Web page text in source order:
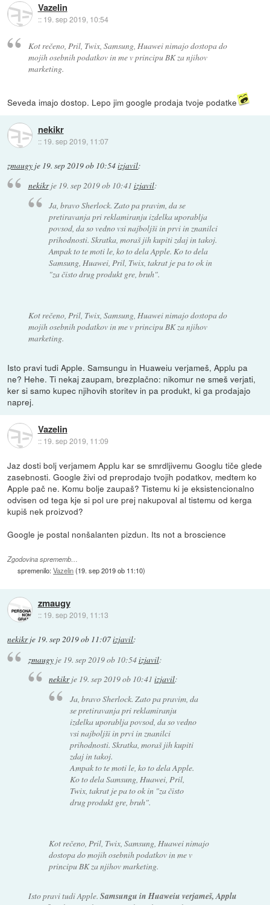
Vazelin
:: 19. sep 2019, 10:54
Kot rečeno, Pril, Twix, Samsung, Huawei nimajo dostopa do
mojih osebnih podatkov in me v principu BK za njihov
marketing.
Seveda imajo dostop. Lepo jim google prodaja tvoje podatke
nekikr
:: 19. sep 2019, 11:07
zmaugy je 19. sep 2019 ob 10:54izjavil:
nekikrje 19. sep 2019 ob 10:41 izjavil:
Ja, bravo Sherlock. Zato pa pravim, da se
pretiravanja pri reklamiranju izdelka uporablja
povsod, da so vedno vsi najboljši in prvi in znanilci
prihodnosti. Skratka, moraš jih kupiti zdaj in takoj.
Ampak to te moti le, ko to dela Apple. Ko to dela
Samsung, Huawei, Pril, Twix, takrat je pa to ok in
"za čisto drug produkt gre, bruh".
Kot rečeno, Pril, Twix, Samsung, Huawei nimajo dostopa do
mojih osebnih podatkov in me v principu BK za njihov
marketing.
Isto pravi tudi Apple. Samsungu in Huaweiu verjameš, Applu pa
ne? Hehe. Ti nekaj zaupam, brezplačno: nikomur ne smeš verjati,
ker si samo kupec njihovih storitev in pa produkt, ki ga prodajajo
naprej.
Vazelin
:: 19. sep 2019, 11:09
Jaz dosti bolj verjamem Applu kar se smrdljivemu Googlu tiče glede
zasebnosti. Google živi od preprodajo tvojih podatkov, medtem ko
Apple pač ne. Komu bolje zaupaš? Tistemu ki je eksistencionalno
odvisen od tega kje si pol ure prej nakupoval al tistemu od kerga
kupiš nek proizvod?
Google je postal nonšalanten pizdun. Its not a broscience
Zgodovina sprememb…
spremenilo:Vazelin(19. sep 2019 ob 11:10)
zmaugy
:: 19. sep 2019, 11:13
nekikrje 19. sep 2019 ob 11:07izjavil:
zmaugyje 19. sep 2019 ob 10:54izjavil:
nekikrje 19. sep 2019 ob 10:41 izjavil:
Ja, bravo Sherlock. Zato pa pravim, da
se pretiravanja pri reklamiranju
izdelka uporablja povsod, da so vedno
vsi najboljši in prvi in znanilci
prihodnosti. Skratka, moraš jih kupiti
zdaj in takoj.
Ampak to te moti le, ko to dela Apple.
Ko to dela Samsung, Huawei, Pril,
Twix, takrat je pa to ok in "za čisto
drug produkt gre, bruh".
Kot rečeno, Pril, Twix, Samsung, Huawei nimajo
dostopa do mojih osebnih podatkov in me v
principu BK za njihov marketing.
Isto pravi tudi Apple. Samsungu in Huaweiu verjameš, Applu